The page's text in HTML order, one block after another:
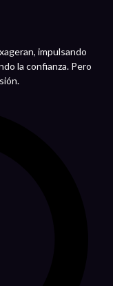
impulsando
la confianza. Pero